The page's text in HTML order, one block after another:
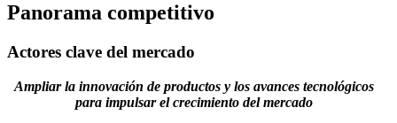
Panorama competitivo
Actores clave del mercado
Ampliar la innovación de productos y los avances tecnológicos
para impulsar el crecimiento del mercado